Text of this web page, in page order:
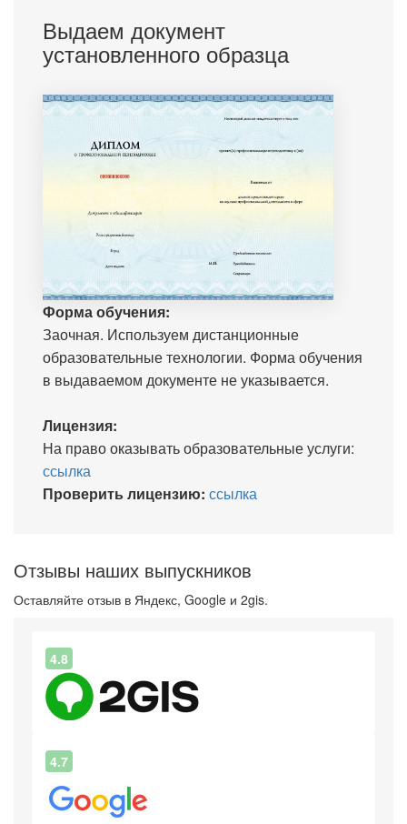
Выдаем документ
установленного образца
Форма обучения:
Заочная. Используем дистанционные
образовательные технологии. Форма обучения
в выдаваемом документе не указывается.
Лицензия:
На право оказывать образовательные услуги:
ссылка
Проверить лицензию: ссылка
Отзывы наших выпускников
Оставляйте отзыв в Яндекс, Google и 2gis.
4.8
4.7